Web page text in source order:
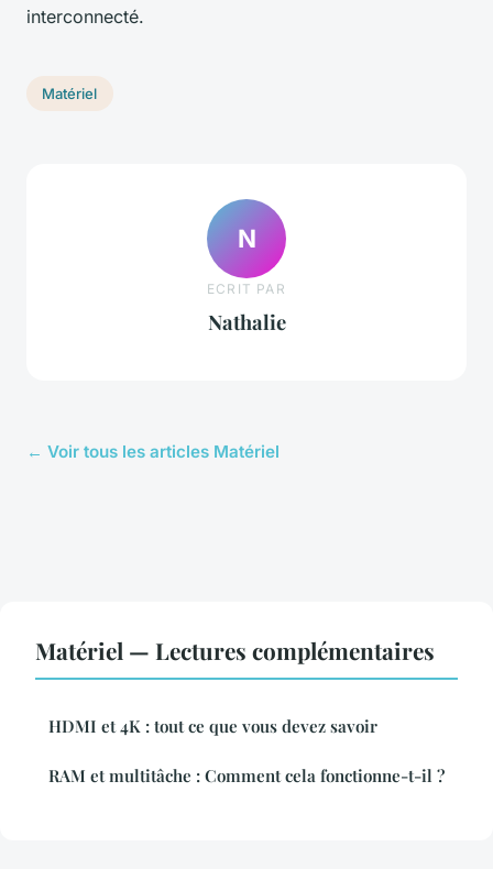
interconnecté.
Matériel
N
ECRIT PAR
Nathalie
← Voir tous les articles Matériel
Matériel — Lectures complémentaires
HDMI et 4K : tout ce que vous devez savoir
RAM et multitâche : Comment cela fonctionne-t-il ?